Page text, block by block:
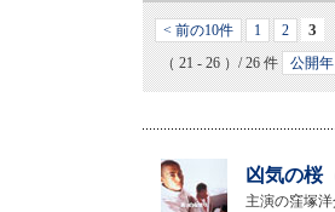
< 前の10件 1 2 3
（ 21 - 26 ）/ 26 件 公開
凶気の桜
主演の窪塚